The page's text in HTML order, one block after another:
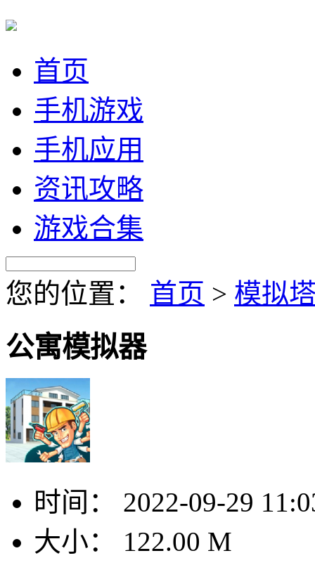
首页
手机游戏
手机应用
资讯攻略
游戏合集
您的位置： 首页 > 模拟
公寓模拟器
时间：
2022-09-29
大小：
122.00 M